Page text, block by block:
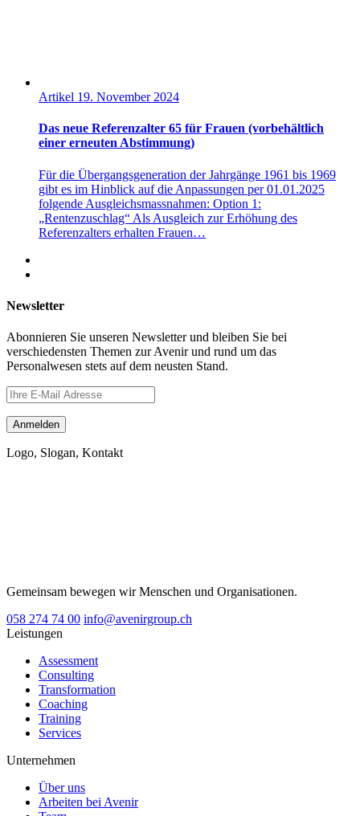
Artikel 19. November 2024
Das neue Referenzalter 65 für Frauen (vorbehältlich
einer erneuten Abstimmung)
Für die Übergangsgeneration der Jahrgänge 1961 bis 1969
gibt es im Hinblick auf die Anpassungen per 01.01.2025
folgende Ausgleichsmassnahmen: Option 1:
„Rentenzuschlag“ Als Ausgleich zur Erhöhung des
Referenzalters erhalten Frauen…
Newsletter
Abonnieren Sie unseren Newsletter und bleiben Sie bei
verschiedensten Themen zur Avenir und rund um das
Personalwesen stets auf dem neusten Stand.
Logo, Slogan, Kontakt
Gemeinsam bewegen wir Menschen und Organisationen.
058 274 74 00 info@avenirgroup.ch
Leistungen
Assessment
Consulting
Transformation
Coaching
Training
Services
Unternehmen
Über uns
Arbeiten bei Avenir